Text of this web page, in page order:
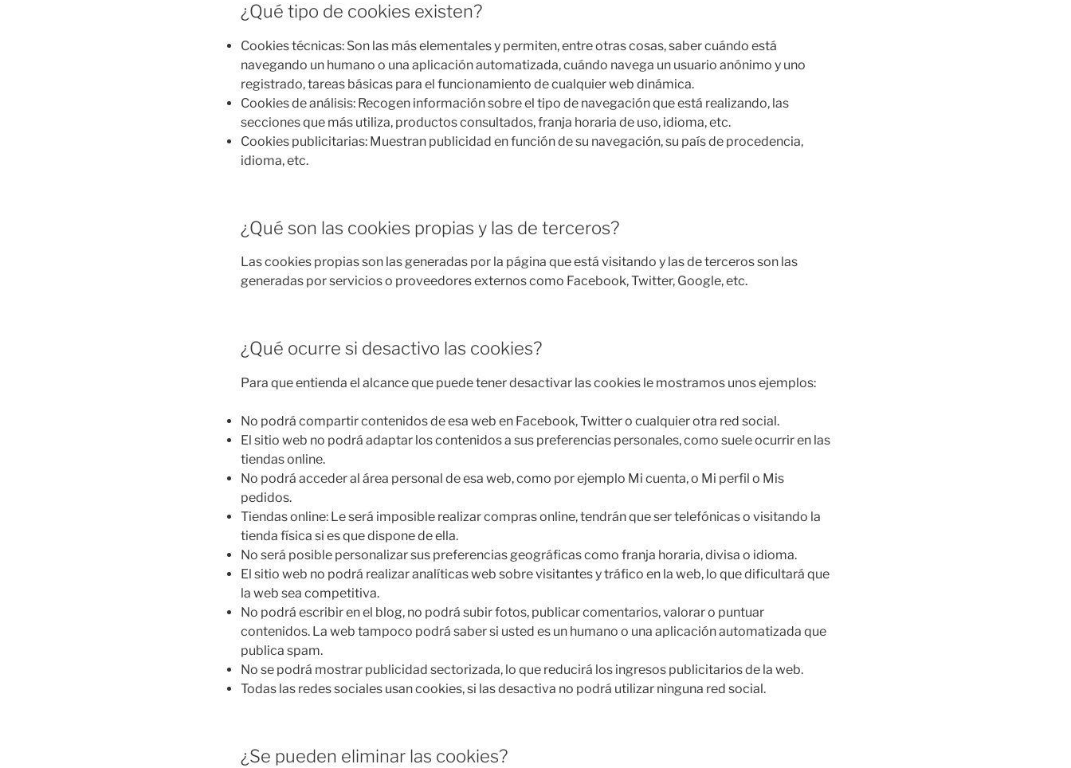
¿Qué tipo de cookies existen?
Cookies técnicas: Son las más elementales y permiten, entre otras cosas, saber cuándo está
navegando un humano o una aplicación automatizada, cuándo navega un usuario anónimo y uno
registrado, tareas básicas para el funcionamiento de cualquier web dinámica.
Cookies de análisis: Recogen información sobre el tipo de navegación que está realizando, las
secciones que más utiliza, productos consultados, franja horaria de uso, idioma, etc.
Cookies publicitarias: Muestran publicidad en función de su navegación, su país de procedencia,
idioma, etc.
¿Qué son las cookies propias y las de terceros?
Las cookies propias son las generadas por la página que está visitando y las de terceros son las
generadas por servicios o proveedores externos como Facebook, Twitter, Google, etc.
¿Qué ocurre si desactivo las cookies?
Para que entienda el alcance que puede tener desactivar las cookies le mostramos unos ejemplos:
No podrá compartir contenidos de esa web en Facebook, Twitter o cualquier otra red social.
El sitio web no podrá adaptar los contenidos a sus preferencias personales, como suele ocurrir en las
tiendas online.
No podrá acceder al área personal de esa web, como por ejemplo Mi cuenta, o Mi perfil o Mis
pedidos.
Tiendas online: Le será imposible realizar compras online, tendrán que ser telefónicas o visitando la
tienda física si es que dispone de ella.
No será posible personalizar sus preferencias geográficas como franja horaria, divisa o idioma.
El sitio web no podrá realizar analíticas web sobre visitantes y tráfico en la web, lo que dificultará que
la web sea competitiva.
No podrá escribir en el blog, no podrá subir fotos, publicar comentarios, valorar o puntuar
contenidos. La web tampoco podrá saber si usted es un humano o una aplicación automatizada que
publica spam.
No se podrá mostrar publicidad sectorizada, lo que reducirá los ingresos publicitarios de la web.
Todas las redes sociales usan cookies, si las desactiva no podrá utilizar ninguna red social.
¿Se pueden eliminar las cookies?